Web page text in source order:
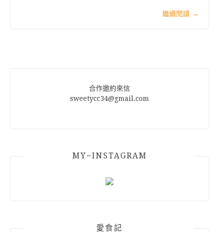
繼續閱讀 →
合作邀約來信
sweetycc34@gmail.com
MY~INSTAGRAM
愛食記